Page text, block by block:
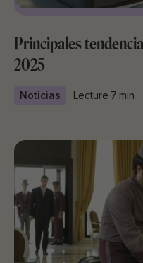
Principales
2025
Noticias Lecture 7 min